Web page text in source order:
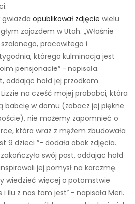
gwiazda opublikował zdjęcie wielu
zajazdem w Utah. „Właśnie
pracowitego i
którego kulminacją jest
pensjonacie” - napisała.
oddając hołd jej przodkom.
na cześć mojej prababci, która
babcię w domu (zobacz jej piękne
nie możemy zapomnieć o
która wraz z mężem zbudowała
9 dzieci ”- dodała obok zdjęcia.
swój post, oddając hołd
jej pomysł na karczmę.
wiedzieć więcej o potomstwie
i ilu z nas tam jest” - napisała Meri.